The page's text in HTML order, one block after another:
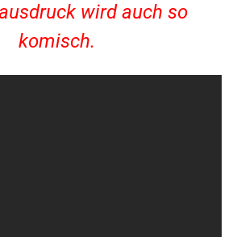
wird auch so
komisch.